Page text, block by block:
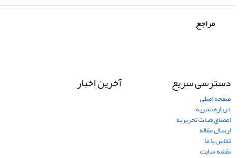
مراجع
دسترسی سریع
صفحه اصلی
درباره نشریه
اعضای هیات تحریریه
ارسال مقاله
تماس با ما
نقشه سایت
آخرین اخبار